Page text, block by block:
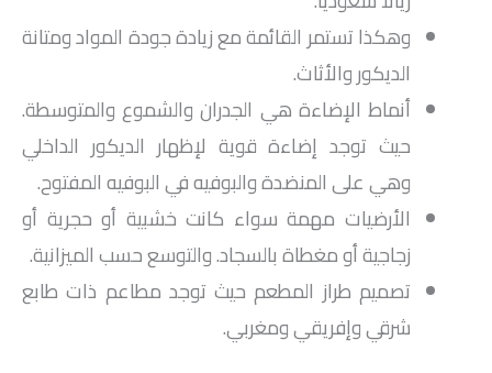
وهكذا تستمر القائمة مع زيادة جودة المواد ومتانة
الديكور والأثاث.
أنماط الإضاءة هي الجدران والشموع والمتوسطة.
حيث توجد إضاءة قوية لإظهار الديكور الداخلي
وهي على المنضدة والبوفيه في البوفيه المفتوح.
الأرضيات مهمة سواء كانت خشبية أو حجرية أو
زجاجية أو مغطاة بالسجاد. والتوسع حسب الميزانية.
تصميم طراز المطعم حيث توجد مطاعم ذات طابع
شرقي وإفريقي ومغربي.